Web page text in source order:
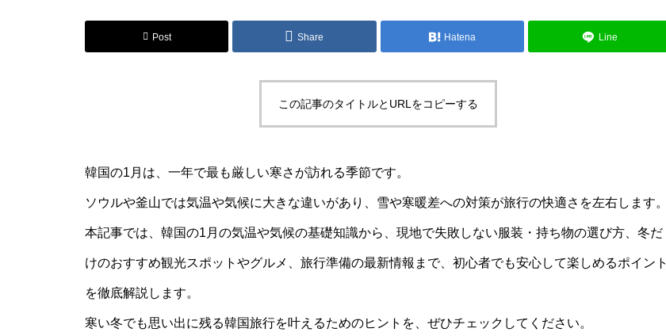
Post Share Hatena Line
この記事のタイトルとURLをコピーする
韓国の1月は、一年で最も厳しい寒さが訪れる季節です。
ソウルや釜山では気温や気候に大きな違いがあり、雪や寒暖差への対策が旅行の快適さを左右します。
本記事では、韓国の1月の気温や気候の基礎知識から、現地で失敗しない服装・持ち物の選び方、冬だ
けのおすすめ観光スポットやグルメ、旅行準備の最新情報まで、初心者でも安心して楽しめるポイント
を徹底解説します。
寒い冬でも思い出に残る韓国旅行を叶えるためのヒントを、ぜひチェックしてください。